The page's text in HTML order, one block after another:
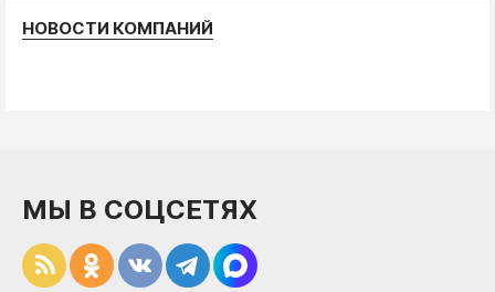
НОВОСТИ КОМПАНИЙ
МЫ В СОЦСЕТЯХ